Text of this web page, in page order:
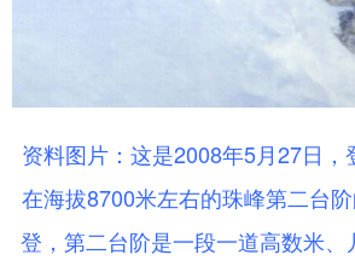
资料图片：这是2008年5月27日，
在海拔8700米左右的珠峰第二台
登，第二台阶是一段一道高数米、